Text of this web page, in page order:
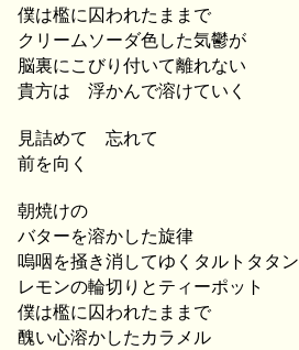
僕は檻に囚われたままで
クリームソーダ色した気鬱が
脳裏にこびり付いて離れない
貴方は 浮かんで溶けていく
見詰めて 忘れて
前を向く
朝焼けの
バターを溶かした旋律
嗚咽を掻き消してゆくタルトタタン
レモンの輪切りとティーポット
僕は檻に囚われたままで
醜い心溶かしたカラメル